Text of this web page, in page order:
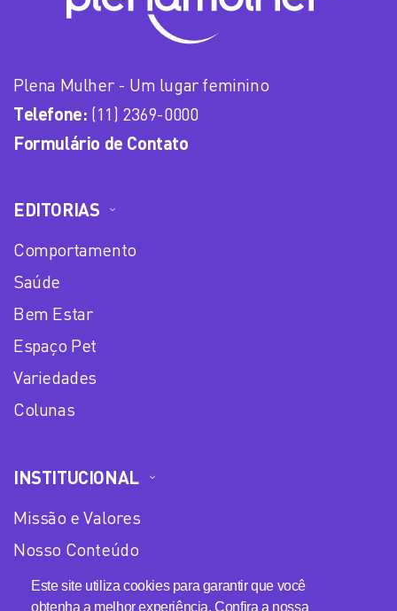
Este site utiliza cookies para garantir que você
obtenha a melhor experiência. Confira a nossa
Plena Mulher - Um lugar feminino
Telefone: (11) 2369-0000
Formulário de Contato
EDITORIAS
Comportamento
Saúde
Bem Estar
Espaço Pet
Variedades
Colunas
INSTITUCIONAL
Missão e Valores
Nosso Conteúdo
Equipe